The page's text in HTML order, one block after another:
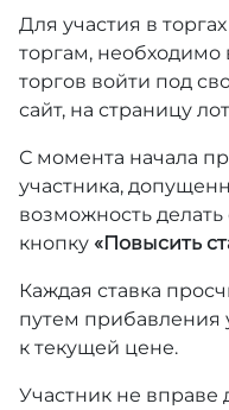
Для участия в
торгам,
торгов войти под
сайт, на страницу
С момента начала
участника,
возможность
кнопку «Повысить
Каждая ставка
путем прибавления
к текущей цене.
Участник не вправе